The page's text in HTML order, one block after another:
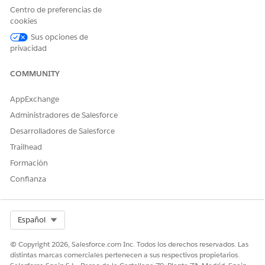
NOTAService Cloud Write with AI no está disponible en la
Modificar y mejorar mensajes con Redactar con IA
Utilice la IA para restringir, ampliar o resumir respuestas a
clientes en Chat mejorado o Mensajería mejorada.
Preparar su organización y sus usuarios para redactar
Active Service Cloud Write con el complemento de IA.
Active IA generativa Einstein. Desde Configuración, en el
cuadro Búsqueda rápida, introduzca
Einsteiny luego seleccioneConfiguración Einstein.
Enciende Einstein.
Centro de preferencias de
cookies
Sus opciones de
privacidad
COMMUNITY
AppExchange
Administradores de Salesforce
Desarrolladores de Salesforce
Trailhead
Formación
Confianza
Español
© Copyright 2026, Salesforce.com Inc. Todos los derechos reservados. Las
distintas marcas comerciales pertenecen a sus respectivos propietarios.